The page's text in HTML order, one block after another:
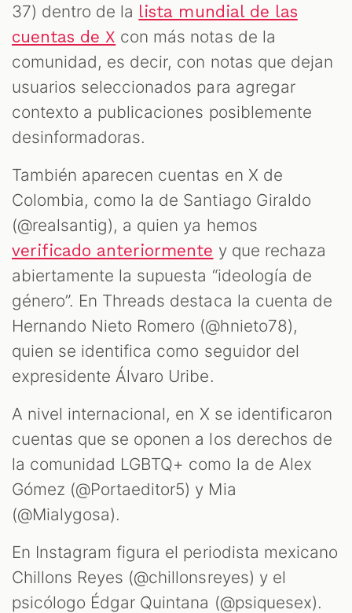
37) dentro de la lista mundial de las
cuentas de X con más notas de la
comunidad, es decir, con notas que dejan
usuarios seleccionados para agregar
contexto a publicaciones posiblemente
desinformadoras.
También aparecen cuentas en X de
Colombia, como la de Santiago Giraldo
(@realsantig), a quien ya hemos
verificado anteriormente y que rechaza
abiertamente la supuesta “ideología de
género”. En Threads destaca la cuenta de
Hernando Nieto Romero (@hnieto78),
quien se identifica como seguidor del
expresidente Álvaro Uribe.
A nivel internacional, en X se identificaron
cuentas que se oponen a los derechos de
la comunidad LGBTQ+ como la de Alex
Gómez (@Portaeditor5) y Mia
(@Mialygosa).
En Instagram figura el periodista mexicano
Chillons Reyes (@chillonsreyes) y el
psicólogo Édgar Quintana (@psiquesex).